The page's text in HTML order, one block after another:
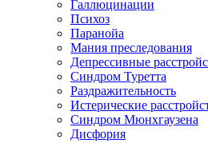
Галлюцинации
Психоз
Паранойа
Мания преследования
Депрессивные
Синдром Туретта
Раздражительность
Истерические
Синдром Мюнхгаузена
Дисфория